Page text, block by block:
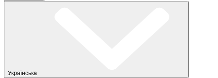
Українська